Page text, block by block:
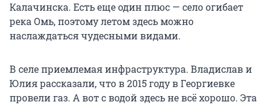
Калачинска. Есть еще один плюс — село огибает
река Омь, поэтому летом здесь можно
наслаждаться чудесными видами.
В селе приемлемая инфраструктура. Владислав и
Юлия рассказали, что в 2015 году в Георгиевке
провели газ. А вот с водой здесь не всё хорошо. Эта